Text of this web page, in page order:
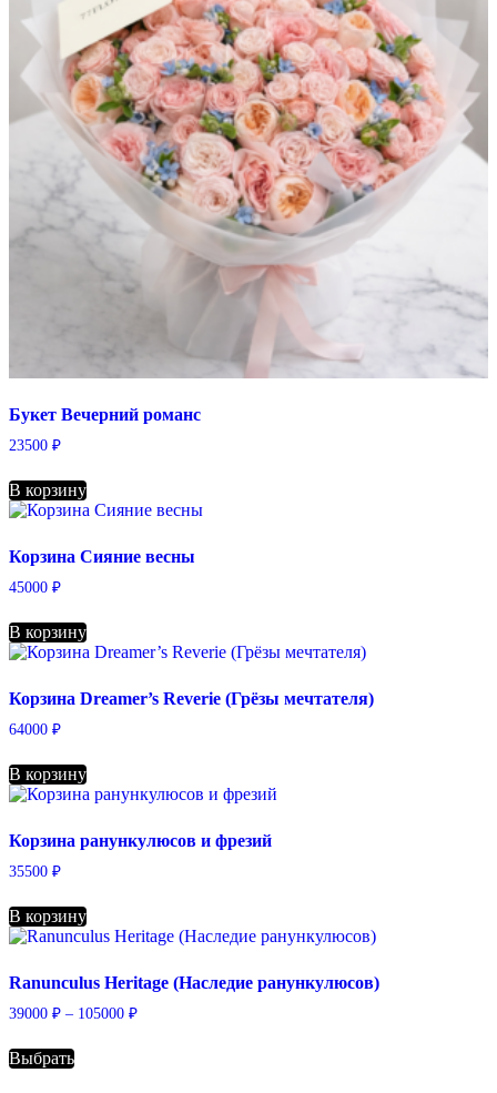
Букет Вечерний романс
23500 ₽
В корзину
Корзина Сияние весны
45000 ₽
В корзину
Корзина Dreamer’s Reverie (Грёзы мечтателя)
64000 ₽
В корзину
Корзина ранункулюсов и фрезий
35500 ₽
В корзину
Ranunculus Heritage (Наследие ранункулюсов)
39000 ₽ – 105000 ₽
Выбрать